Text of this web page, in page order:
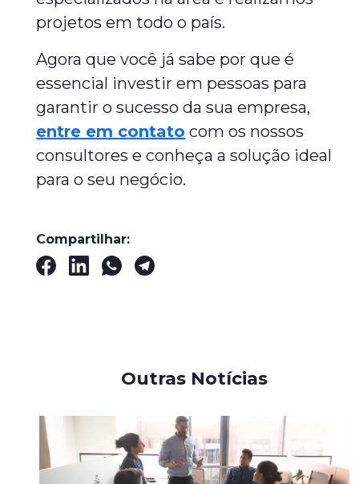
projetos em todo o país.
Agora que você já sabe por que é
essencial investir em pessoas para
garantir o sucesso da sua empresa,
entre em contato com os nossos
consultores e conheça a solução ideal
para o seu negócio.
Compartilhar:
Outras Notícias